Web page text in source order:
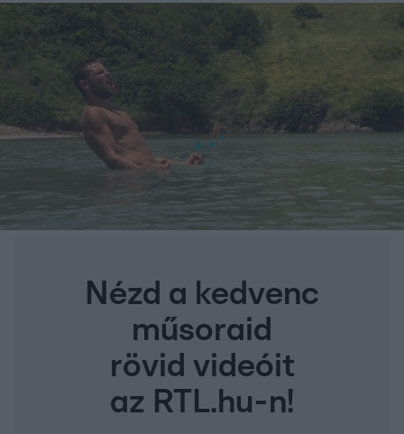
Nézd a kedvenc
műsoraid
rövid videóit
az RTL.hu-n!